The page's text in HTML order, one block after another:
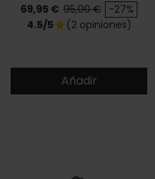
Precio
69,95 € Precio base
95,00 € -27%
4.5/5star (2 opiniones)
Añadir